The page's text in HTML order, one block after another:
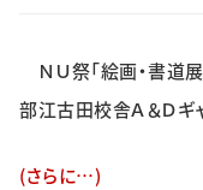
スポーツ
校友
ＮＵ祭「絵画・書道
部江古田校舎Ａ＆Ｄギ
(さらに…)